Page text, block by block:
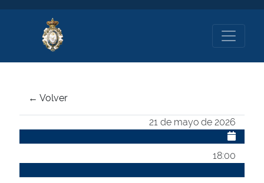
← Volver
21 de mayo de 2026
18:00